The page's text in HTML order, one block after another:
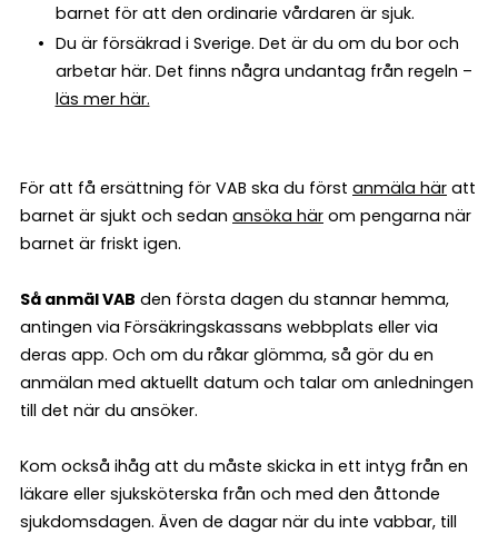
barnet för att den ordinarie vårdaren är sjuk.
Du är försäkrad i Sverige. Det är du om du bor och
arbetar här. Det finns några undantag från regeln –
läs mer här.
För att få ersättning för VAB ska du först anmäla här att
barnet är sjukt och sedan ansöka här om pengarna när
barnet är friskt igen.
Så anmäl VAB den första dagen du stannar hemma,
antingen via Försäkringskassans webbplats eller via
deras app. Och om du råkar glömma, så gör du en
anmälan med aktuellt datum och talar om anledningen
till det när du ansöker.
Kom också ihåg att du måste skicka in ett intyg från en
läkare eller sjuksköterska från och med den åttonde
sjukdomsdagen. Även de dagar när du inte vabbar, till